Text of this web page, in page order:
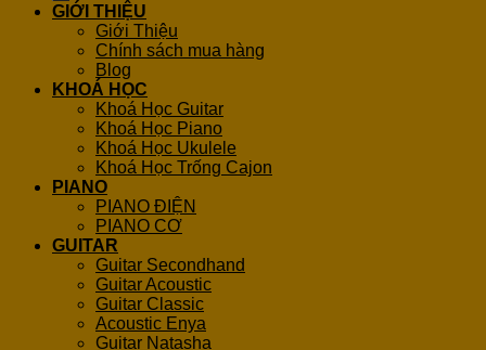
GIỚI THIỆU
Giới Thiệu
Chính sách mua hàng
Blog
KHOÁ HỌC
Khoá Học Guitar
Khoá Học Piano
Khoá Học Ukulele
Khoá Học Trống Cajon
PIANO
PIANO ĐIỆN
PIANO CƠ
GUITAR
Guitar Secondhand
Guitar Acoustic
Guitar Classic
Acoustic Enya
Guitar Natasha